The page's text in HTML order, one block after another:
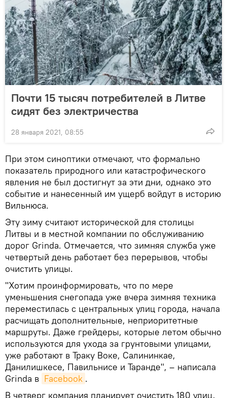
Почти 15 тысяч потребителей в Литве
сидят без электричества
28 января 2021, 08:55
При этом синоптики отмечают, что формально
показатель природного или катастрофического
явления не был достигнут за эти дни, однако это
событие и нанесенный им ущерб войдут в историю
Вильнюса.
Эту зиму считают исторической для столицы
Литвы и в местной компании по обслуживанию
дорог Grinda. Отмечается, что зимняя служба уже
четвертый день работает без перерывов, чтобы
очистить улицы.
"Хотим проинформировать, что по мере
уменьшения снегопада уже вчера зимняя техника
переместилась с центральных улиц города, начала
расчищать дополнительные, неприоритетные
маршруты. Даже грейдеры, которые летом обычно
используются для ухода за грунтовыми улицами,
уже работают в Траку Воке, Салининкае,
Данилишкесе, Павильнисе и Таранде", – написала
Grinda в Facebook .
В четверг компания планирует очистить 180 улиц.